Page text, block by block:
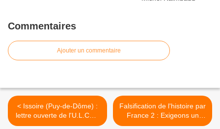
Commentaires
Ajouter un commentaire
< Issoire (Puy-de-Dôme) :
lettre ouverte de l'U.L.CGT
au Président de la
Falsification de l'histoire par
France 2 : Exigeons un
droit de réponse >